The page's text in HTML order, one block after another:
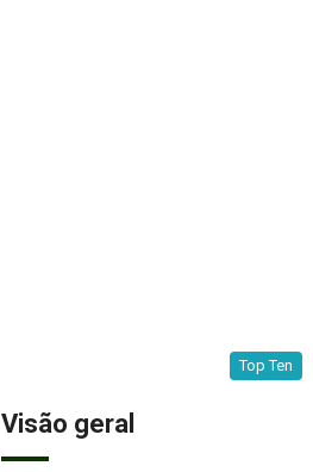
Top Ten
Visão geral